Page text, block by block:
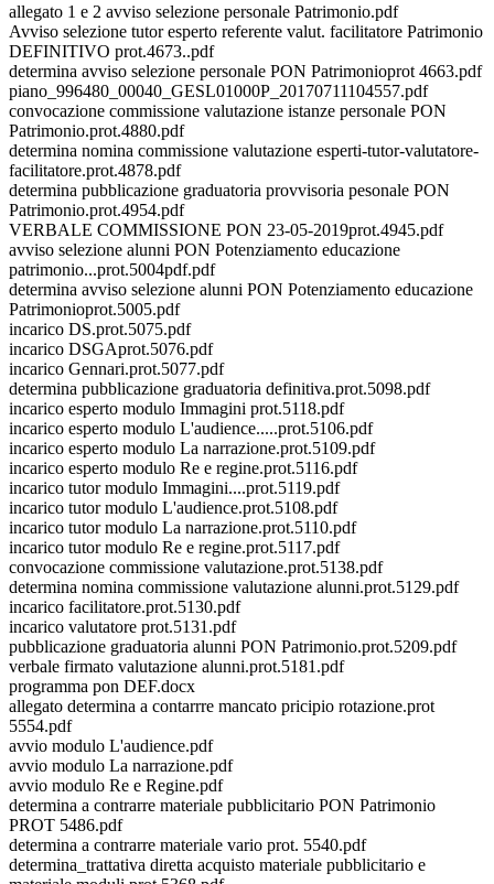
allegato 1 e 2 avviso selezione personale Patrimonio.pdf
Avviso selezione tutor esperto referente valut. facilitatore Patrimonio
DEFINITIVO prot.4673..pdf
determina avviso selezione personale PON Patrimonioprot 4663.pdf
piano_996480_00040_GESL01000P_20170711104557.pdf
convocazione commissione valutazione istanze personale PON
Patrimonio.prot.4880.pdf
determina nomina commissione valutazione esperti-tutor-valutatore-
facilitatore.prot.4878.pdf
determina pubblicazione graduatoria provvisoria pesonale PON
Patrimonio.prot.4954.pdf
VERBALE COMMISSIONE PON 23-05-2019prot.4945.pdf
avviso selezione alunni PON Potenziamento educazione
patrimonio...prot.5004pdf.pdf
determina avviso selezione alunni PON Potenziamento educazione
Patrimonioprot.5005.pdf
incarico DS.prot.5075.pdf
incarico DSGAprot.5076.pdf
incarico Gennari.prot.5077.pdf
determina pubblicazione graduatoria definitiva.prot.5098.pdf
incarico esperto modulo Immagini prot.5118.pdf
incarico esperto modulo L'audience.....prot.5106.pdf
incarico esperto modulo La narrazione.prot.5109.pdf
incarico esperto modulo Re e regine.prot.5116.pdf
incarico tutor modulo Immagini....prot.5119.pdf
incarico tutor modulo L'audience.prot.5108.pdf
incarico tutor modulo La narrazione.prot.5110.pdf
incarico tutor modulo Re e regine.prot.5117.pdf
convocazione commissione valutazione.prot.5138.pdf
determina nomina commissione valutazione alunni.prot.5129.pdf
incarico facilitatore.prot.5130.pdf
incarico valutatore prot.5131.pdf
pubblicazione graduatoria alunni PON Patrimonio.prot.5209.pdf
verbale firmato valutazione alunni.prot.5181.pdf
programma pon DEF.docx
allegato determina a contarrre mancato pricipio rotazione.prot
5554.pdf
avvio modulo L'audience.pdf
avvio modulo La narrazione.pdf
avvio modulo Re e Regine.pdf
determina a contrarre materiale pubblicitario PON Patrimonio
PROT 5486.pdf
determina a contrarre materiale vario prot. 5540.pdf
determina_trattativa diretta acquisto materiale pubblicitario e